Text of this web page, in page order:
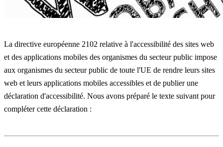
La directive européenne 2102 relative à l'accessibilité des sites web
et des applications mobiles des organismes du secteur public impose
aux organismes du secteur public de toute l'UE de rendre leurs sites
web et leurs applications mobiles accessibles et de publier une
déclaration d'accessibilité. Nous avons préparé le texte suivant pour
compléter cette déclaration :